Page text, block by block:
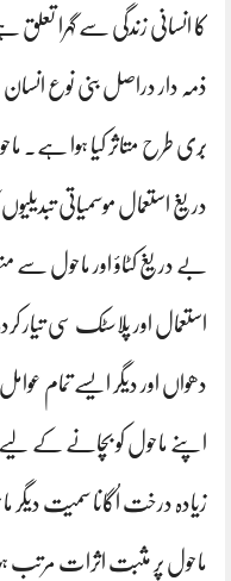
کا انسانی زندگی سے گہرا تعلق
ذمہ دار دراصل بنی نوع
بُری طرح متاثر کیا ہوا ہے.
دریغ استعمال موسمیاتی
بے دریغ کٹاؤ اور ماحول سے
استعمال اور پلاسٹک سی تیار
دھواں اور دیگر ایسے تمام
اپنے ماحول کو بچانے کے
زیادہ درخت اُگانا سمیت دیگر
ماحول پر مثبت اثرات